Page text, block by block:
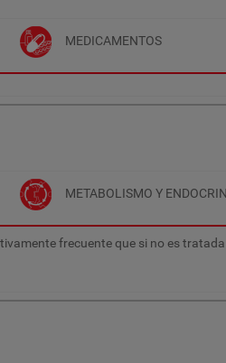
MEDICAMENTOS
METABOLISMO Y
frecuente que si no es